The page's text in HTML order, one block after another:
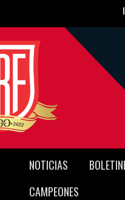
NOTICIAS
CAMPEONES